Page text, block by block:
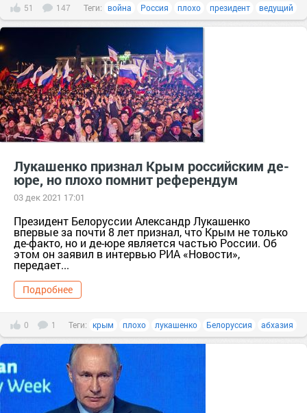
51 147 Теги: война Россия плохо президент ведущий
Лукашенко признал Крым российским де-
юре, но плохо помнит референдум
03 дек 2021 17:01
Президент Белоруссии Александр Лукашенко
впервые за почти 8 лет признал, что Крым не только
де-факто, но и де-юре является частью России. Об
этом он заявил в интервью РИА «Новости»,
передает...
Подробнее
0 1 Теги: крым плохо лукашенко Белоруссия абхазия